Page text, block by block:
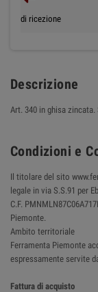
di ricezione
Descrizione
Art. 340 in ghisa zincata.
Condizioni e
Il titolare del sito
legale in via S.S.91 per
C.F.
Piemonte.
Ambito territoriale
Ferramenta Piemonte
espressamente servite
Fattura di acquisto